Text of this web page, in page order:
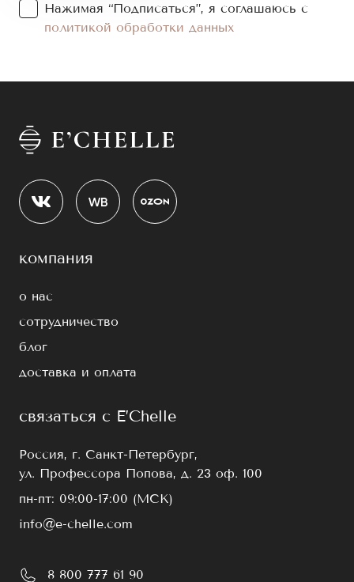
Нажимая “Подписаться”, я соглашаюсь с
политикой обработки данных
компания
о нас
сотрудничество
блог
доставка и оплата
связаться с E’Chelle
Россия, г. Санкт-Петербург,
ул. Профессора Попова, д. 23 оф. 100
пн-пт: 09:00-17:00 (МСК)
info@e-chelle.com
8 800 777 61 90